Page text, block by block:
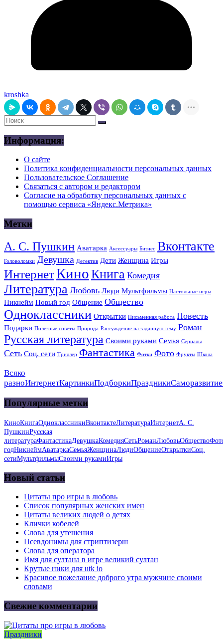
kroshka
Информация:
О сайте
Политика конфиденциальности персональных данных
Пользовательское Соглашение
Связаться с автором и редактором
Согласие на обработку персональных данных с
помощью сервиса «Яндекс.Метрика»
Метки
А. С. Пушкин Аватарка Аксессуары Бизнес Вконтакте
Головоломки Девушка Детектив Дети Женщина Игры
ИнтернетКиноКнига Комедия
Литература Любовь Люди Мультфильмы Настольные игры
Никнейм Новый год Общение Общество
Одноклассники Открытки Письменная работа Повесть
Подарки Полезные советы Природа Рассуждение на заданную тему Роман
Русская литература Своими руками Семья Сериалы
Сеть Соц. сети Триллер Фантастика Фотки Фото Фрукты Школа
Всяко
разноИнтернетКартинкиПодборкиПраздникиСаморазвитие
Популярные метки
КиноКнигаОдноклассникиВконтактеЛитератураИнтернетА. С.
ПушкинРусская
литератураФантастикаДевушкаКомедияСетьРоманЛюбовьОбщество
годНикнеймАватаркаСемьяЖенщинаЛюдиОбщениеОткрыткиСоц.
сетиМультфильмыСвоими рукамиИгры
Новый статьи
Цитаты про игры в любовь
Список популярных женских имен
Цитаты великих людей о детях
Клички кобелей
Слова для утешения
Псевдонимы для стриптизерш
Слова для оператора
Имя для султана в игре великий султан
Крутые ники для utk io
Красивое пожелание доброго утра мужчине своими
словами
Свежие комментарии
Праздники